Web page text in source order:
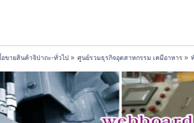
ขายสินค้าจิปาถะ-ทั่วไป» ศูนย์รวมธุรกิจอุตสาหกรรม เคมีอาหาร»